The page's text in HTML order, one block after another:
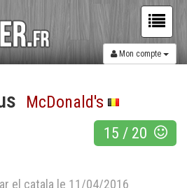
Mon compte
McDonald's
15 / 20
el catala le 11/04/2016